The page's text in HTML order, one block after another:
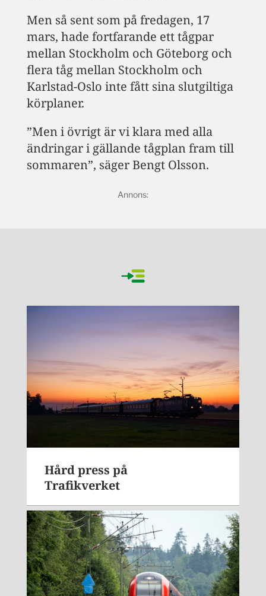
Men så sent som på fredagen, 17
mars, hade fortfarande ett tågpar
mellan Stockholm och Göteborg och
flera tåg mellan Stockholm och
Karlstad-Oslo inte fått sina slutgiltiga
körplaner.
”Men i övrigt är vi klara med alla
ändringar i gällande tågplan fram till
sommaren”, säger Bengt Olsson.
Hård press på
Trafikverket